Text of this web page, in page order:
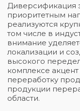
Диверсификация
приоритетным
реализуются
том числе в
внимание
локализации и
высокого
комплексе
переработку
продукции
области.